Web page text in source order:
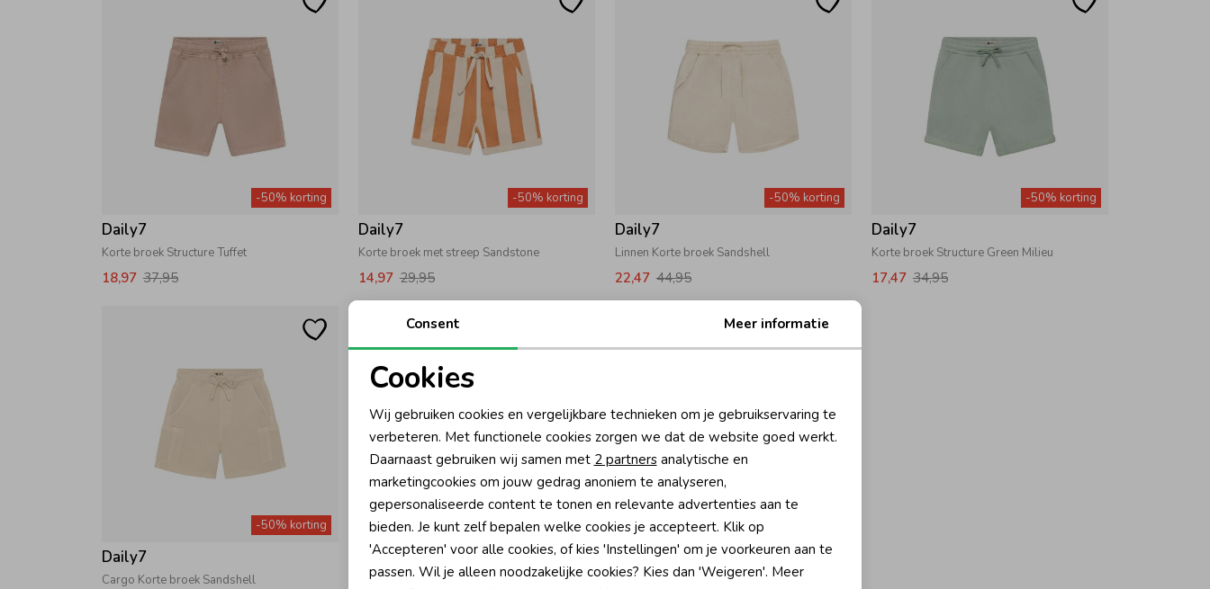
-50% korting
Daily7
Korte broek Structure Tuffet
18,97 37,95
-50% korting
Daily7
Korte broek met streep Sandstone
14,97 29,95
-50% korting
Daily7
Linnen Korte broek Sandshell
22,47 44,95
-50% korting
Daily7
Korte broek Structure Green Milieu
17,47 34,95
-50% korting
Daily7
Cargo Korte broek Sandshell
-50% korting
Daily7
Korte broek Denim Used Medium Denim
Daily7
Cargo Korte broek Grey Denim
Noodzakelijke cookies
Analytische cookies Marketing cookies
Consent Meer informatie
Cookies
Wij gebruiken cookies en vergelijkbare technieken om je gebruikservaring te
verbeteren. Met functionele cookies zorgen we dat de website goed werkt.
Daarnaast gebruiken wij samen met 2 partnersanalytische en
marketingcookies om jouw gedrag anoniem te analyseren,
gepersonaliseerde content te tonen en relevante advertenties aan te
bieden. Je kunt zelf bepalen welke cookies je accepteert. Klik op
'Accepteren' voor alle cookies, of kies 'Instellingen' om je voorkeuren aan te
passen. Wil je alleen noodzakelijke cookies? Kies dan 'Weigeren'. Meer